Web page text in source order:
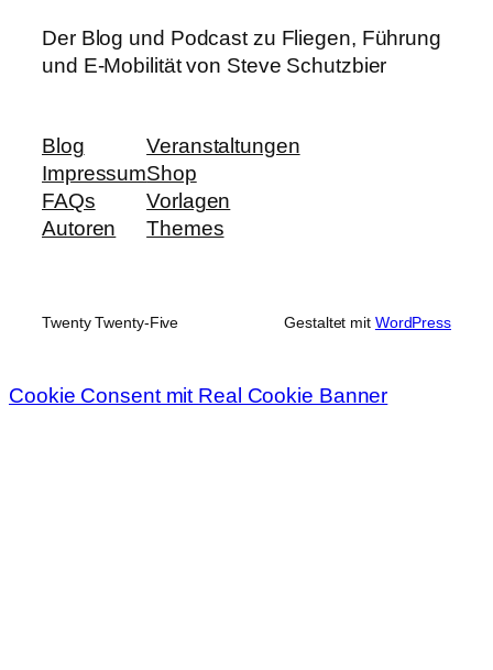
Der Blog und Podcast zu Fliegen, Führung
und E-Mobilität von Steve Schutzbier
Blog
Impressum
FAQs
Autoren
Veranstaltungen
Shop
Vorlagen
Themes
Twenty Twenty-Five Gestaltet mit WordPress
Cookie Consent mit Real Cookie Banner